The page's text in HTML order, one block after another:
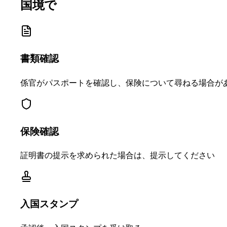
国境で
書類確認
係官がパスポートを確認し、保険について尋ねる場合が
保険確認
証明書の提示を求められた場合は、提示してください
入国スタンプ